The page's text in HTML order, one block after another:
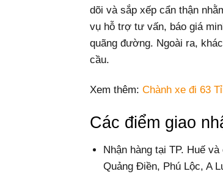
dõi và sắp xếp cẩn thận
vụ hỗ trợ tư vấn, báo giá
quãng đường. Ngoài ra,
cầu.
Xem thêm: Chành xe đi 63
Các điểm giao
Nhận hàng tại TP. Huế
Quảng Điền, Phú Lộc, A